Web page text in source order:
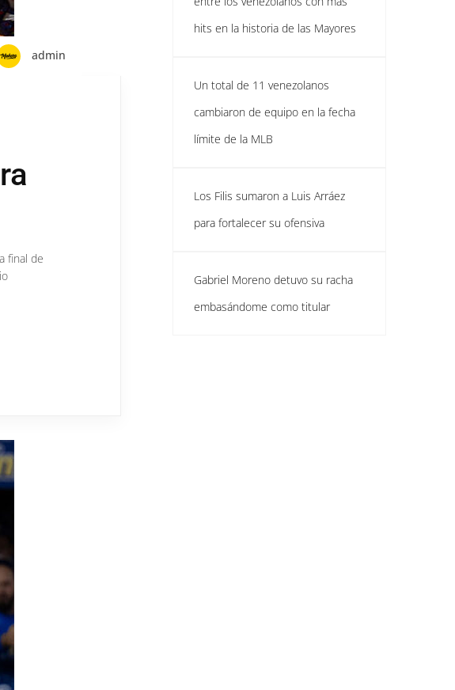
admin
final de
hits en la historia de las Mayores
Un total de 11 venezolanos
cambiaron de equipo en la fecha
límite de la MLB
Los Filis sumaron a Luis Arráez
para fortalecer su ofensiva
Gabriel Moreno detuvo su racha
embasándome como titular